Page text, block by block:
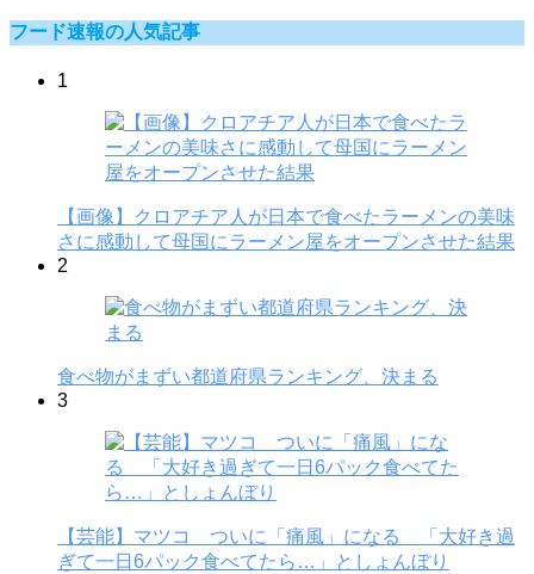
フード速報の人気記事
1
【画像】クロアチア人が日本で食べたラーメンの美味
さに感動して母国にラーメン屋をオープンさせた結果
2
食べ物がまずい都道府県ランキング、決まる
3
【芸能】マツコ ついに「痛風」になる 「大好き過
ぎて一日6パック食べてたら…」としょんぼり